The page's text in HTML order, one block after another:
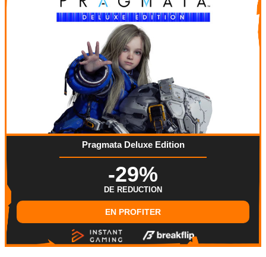
Pragmata Deluxe Edition
-29%
DE REDUCTION
EN PROFITER